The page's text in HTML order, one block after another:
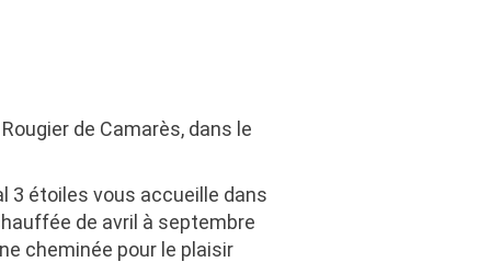
de Camarès, dans le
3 étoiles vous accueille dans
de avril à septembre
cheminée pour le plaisir